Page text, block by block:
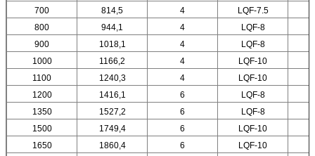
700
814,5 4 LQF-7.5
800
944,1 4 LQF-8
900
1018,1 4 LQF-8
1000
1166,2 4 LQF-10
1100
1240,3 4 LQF-10
1200
1416,1 6 LQF-8
1350
1527,2 6 LQF-8
1500
1749,4 6 LQF-10
1650
1860,4 6 LQF-10